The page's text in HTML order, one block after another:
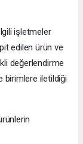
işletmeler
edilen ürün ve
değerlendirme
birimlere iletildiği